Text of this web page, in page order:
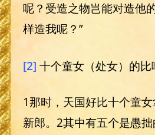
呢？受造之物岂能对造他
样造我呢？”
[2] 十个童女（处女）的比
1那时，天国好比十个童
新郎。2其中有五个是愚